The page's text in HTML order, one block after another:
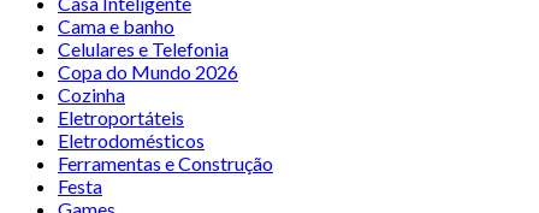
Cama e banho
Celulares e Telefonia
Copa do Mundo 2026
Cozinha
Eletroportáteis
Eletrodomésticos
Ferramentas e Construção
Festa